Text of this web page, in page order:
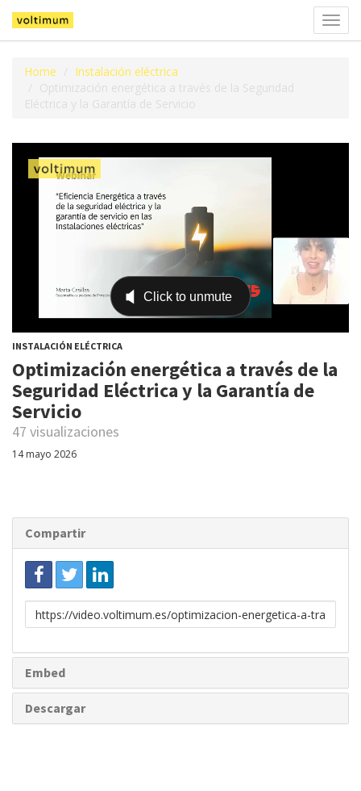
la
Home
Instalación eléctrica
Optimización energética a través de la Seguridad
Eléctrica y la Garantía de Servicio
INSTALACIÓN ELÉCTRICA
Optimización energética a través de la
Seguridad Eléctrica y la Garantía de
Servicio
47 visualizaciones
14 mayo 2026
Compartir
Enlace
para
Embed
Descargar